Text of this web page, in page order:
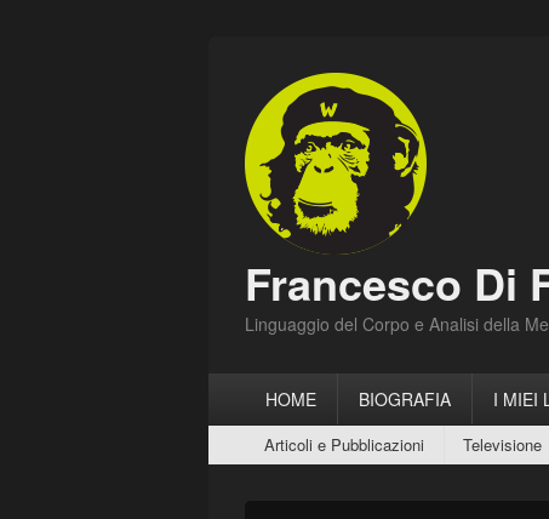
Francesco Di
Linguaggio del Corpo e Analisi della
principaleHOME BIOGRAFIA I MIEI
secondario
Articoli e Pubblicazioni Televisione